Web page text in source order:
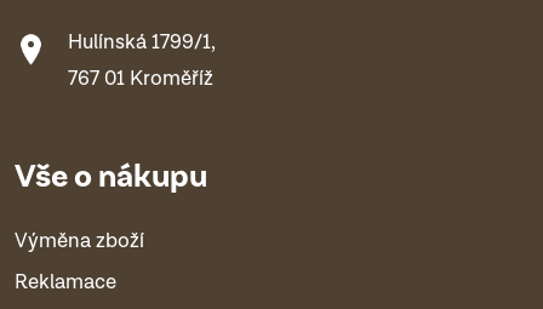
Hulínská 1799/1,
767 01 Kroměříž
Vše o nákupu
Výměna zboží
Reklamace